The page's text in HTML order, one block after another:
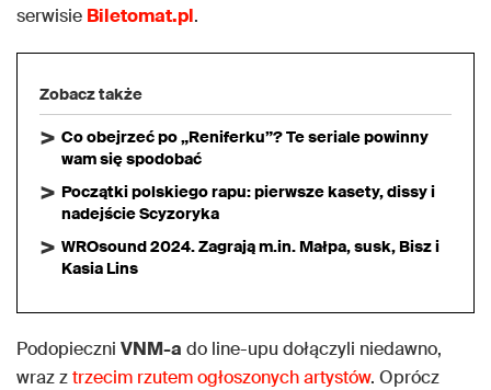
serwisie Biletomat.pl.
Zobacz także
Co obejrzeć po „Reniferku”? Te seriale powinny
wam się spodobać
Początki polskiego rapu: pierwsze kasety, dissy i
nadejście Scyzoryka
WROsound 2024. Zagrają m.in. Małpa, susk, Bisz i
Kasia Lins
Podopieczni VNM-a do line-upu dołączyli niedawno,
wraz ztrzecim rzutem ogłoszonych artystów. Oprócz